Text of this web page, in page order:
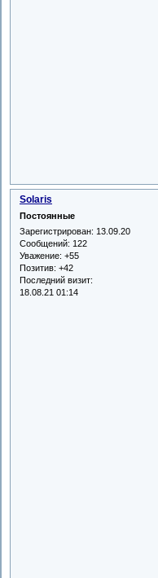
Solaris
Постоянные
Зарегистрирован: 13.09.20
Сообщений: 122
Уважение: +55
Позитив: +42
Последний визит:
18.08.21 01:14